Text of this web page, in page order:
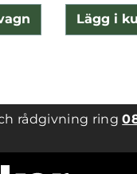
Lägg i
rådgivning ring